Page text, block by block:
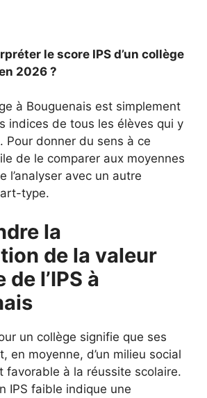
le score IPS d’un collège
2026 ?
à Bouguenais est simplement
indices de tous les élèves qui y
Pour donner du sens à ce
de le comparer aux moyennes
l’analyser avec un autre
type.
la
de la valeur
l’IPS à
un collège signifie que ses
en moyenne, d’un milieu social
favorable à la réussite scolaire.
IPS faible indique une